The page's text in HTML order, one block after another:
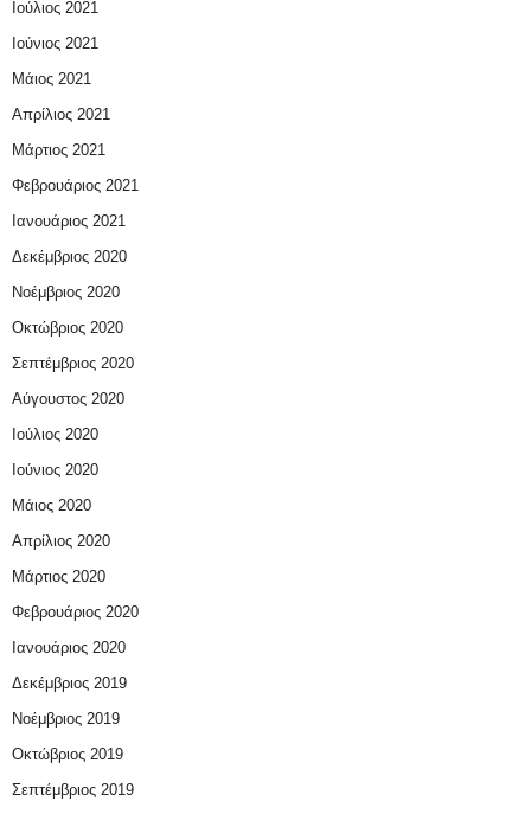
Ιούλιος 2021
Ιούνιος 2021
Μάιος 2021
Απρίλιος 2021
Μάρτιος 2021
Φεβρουάριος 2021
Ιανουάριος 2021
Δεκέμβριος 2020
Νοέμβριος 2020
Οκτώβριος 2020
Σεπτέμβριος 2020
Αύγουστος 2020
Ιούλιος 2020
Ιούνιος 2020
Μάιος 2020
Απρίλιος 2020
Μάρτιος 2020
Φεβρουάριος 2020
Ιανουάριος 2020
Δεκέμβριος 2019
Νοέμβριος 2019
Οκτώβριος 2019
Σεπτέμβριος 2019